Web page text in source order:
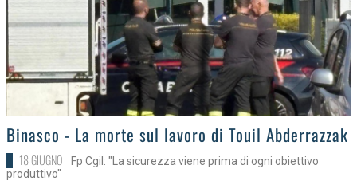
>
Binasco - La morte sul lavoro di Touil Abderrazzak
18 GIUGNO
Fp Cgil: "La sicurezza viene prima di ogni obiettivo
produttivo"